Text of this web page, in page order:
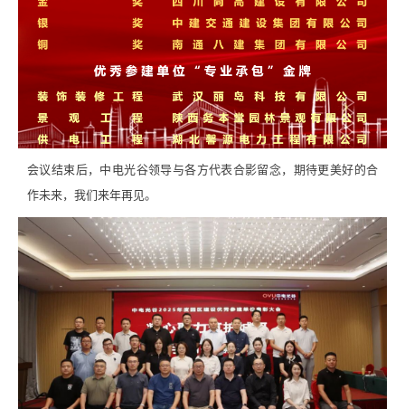
会议结束后，中电光谷领导与各方代表合影留念，期待更美好的合
作未来，我们来年再见。